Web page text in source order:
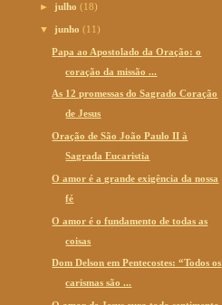
► julho(18)
▼ junho(11)
Papa ao Apostolado da Oração: o
coração da missão ...
As 12 promessas do Sagrado Coração
de Jesus
Oração de São João Paulo II à
Sagrada Eucaristia
O amor é a grande exigência da nossa
fé
O amor é o fundamento de todas as
coisas
Dom Delson em Pentecostes: “Todos os
carismas são ...